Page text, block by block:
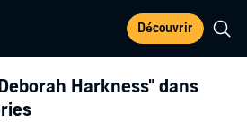
Découvrir
Harkness" dans